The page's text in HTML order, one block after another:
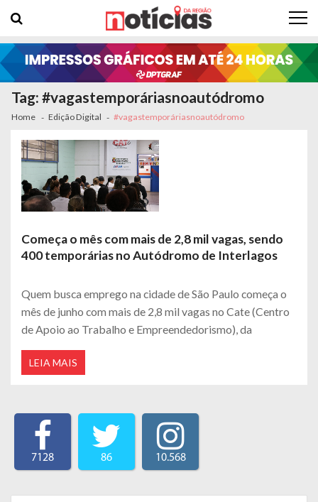
Tag: #vagastemporáriasnoautódromo
Home Edição Digital #vagastemporáriasnoautódromo
Começa o mês com mais de 2,8 mil vagas, sendo
400 temporárias no Autódromo de Interlagos
Quem busca emprego na cidade de São Paulo começa o
mês de junho com mais de 2,8 mil vagas no Cate (Centro
de Apoio ao Trabalho e Empreendedorismo), da
LEIA MAIS
7128 86 10.568